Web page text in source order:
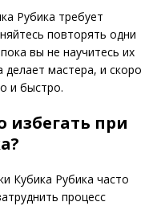
Рубика требует
повторять одни
вы не научитесь их
мастера, и скоро
и быстро.
при
Кубика Рубика часто
процесс